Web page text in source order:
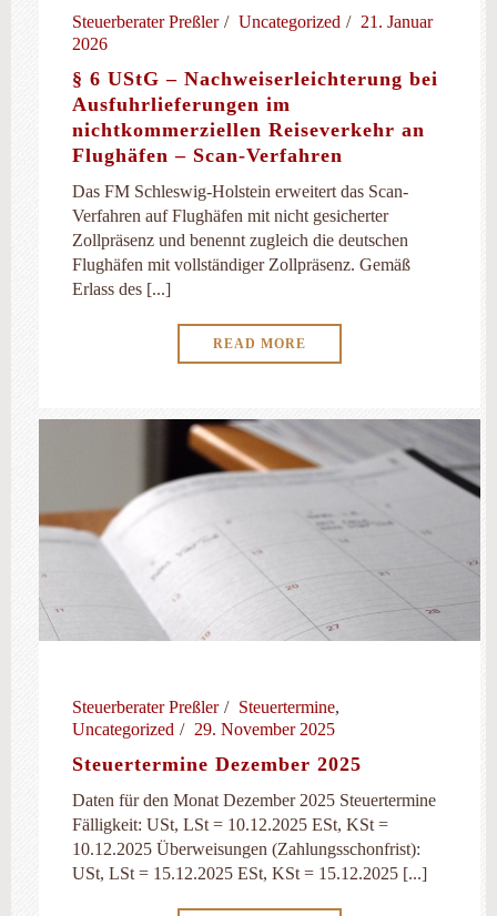
Steuerberater Preßler Uncategorized
21. Januar
2026
§ 6 UStG – Nachweiserleichterung bei
Ausfuhrlieferungen im
nichtkommerziellen Reiseverkehr an
Flughäfen – Scan-Verfahren
Das FM Schleswig-Holstein erweitert das Scan-
Verfahren auf Flughäfen mit nicht gesicherter
Zollpräsenz und benennt zugleich die deutschen
Flughäfen mit vollständiger Zollpräsenz. Gemäß
Erlass des [...]
READ MORE
Steuerberater Preßler Steuertermine,
Uncategorized
29. November 2025
Steuertermine Dezember 2025
Daten für den Monat Dezember 2025 Steuertermine
Fälligkeit: USt, LSt = 10.12.2025 ESt, KSt =
10.12.2025 Überweisungen (Zahlungsschonfrist):
USt, LSt = 15.12.2025 ESt, KSt = 15.12.2025 [...]